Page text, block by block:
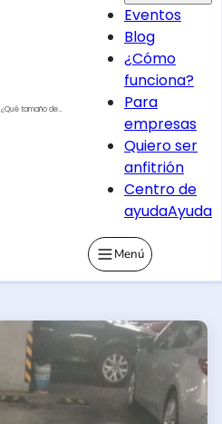
¿Qué tamaño de
Eventos
Blog
¿Cómo
funciona?
Para
empresas
Quiero ser
anfitrión
Centro de
ayudaAyuda
Menú